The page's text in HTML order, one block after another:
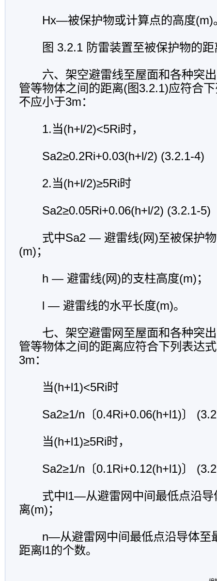
Hx—被保护物或计算点的高度(m)
图 3.2.1 防雷装置至被保护物的距
六、架空避雷线至屋面和各种突出
管等物体之间的距离(图3.2.1)应符合
不应小于3m：
1.当(h+l/2)<5Ri时，
Sa2≥0.2Ri+0.03(h+l/2) (3.2.1-4)
2.当(h+l/2)≥5Ri时
Sa2≥0.05Ri+0.06(h+l/2) (3.2.1-5)
式中Sa2 — 避雷线(网)至被保护物
(m)；
h — 避雷线(网)的支柱高度(m)；
l — 避雷线的水平长度(m)。
七、架空避雷网至屋面和各种突出
管等物体之间的距离应符合下列表达
3m：
当(h+l1)<5Ri时
Sa2≥1/n〔0.4Ri+0.06(h+l1)〕
当(h+l1)≥5Ri时，
Sa2≥1/n〔0.1Ri+0.12(h+l1)〕
式中l1—从避雷网中间最低点沿导
离(m)；
n—从避雷网中间最低点沿导体至
距离l1的个数。